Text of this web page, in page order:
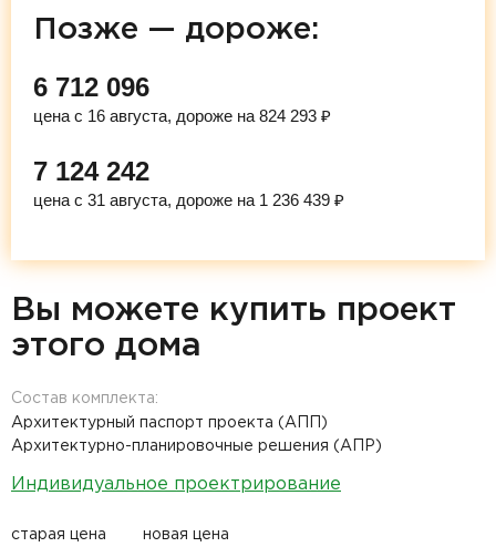
Позже — дороже:
6 712 096
цена с 16 августа, дороже на 824 293 ₽
7 124 242
цена с 31 августа, дороже на 1 236 439 ₽
Вы можете купить проект
этого дома
Состав комплекта:
Архитектурный паспорт проекта (АПП)
Архитектурно-планировочные решения (АПР)
Индивидуальное проектрирование
старая цена новая цена